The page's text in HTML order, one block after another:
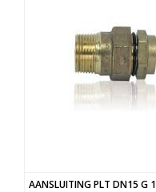
AANSLUITING PLT DN15 G